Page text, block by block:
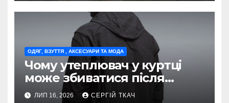
ОДЯГ, ВЗУТТЯ , АКСЕСУАРИ ТА МОДА
Чому утеплювач у куртці
може збиватися після
прання — поради з догляду
ЛИП 16, 2026 СЕРГІЙ ТКАЧ